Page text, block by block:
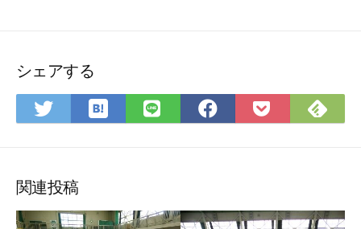
シェアする
Twitter
で
ア
は
て
マ
LINE
で
Facebook
で
Pocket
に
で
関連投稿